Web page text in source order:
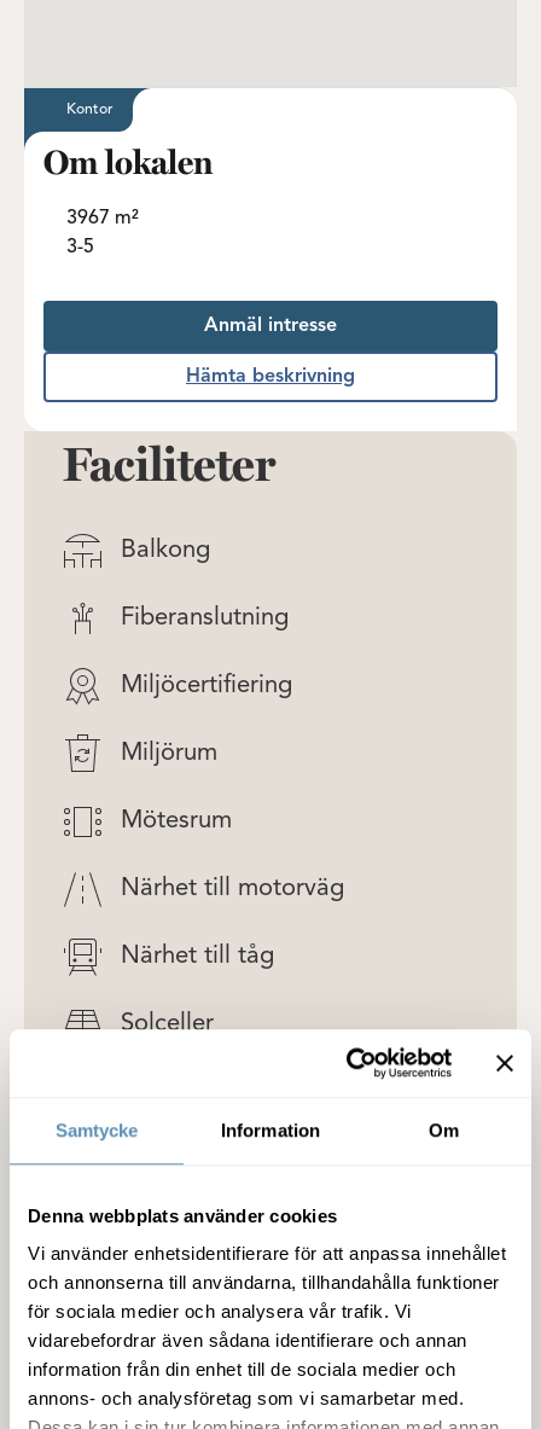
Samtycke Information Om
Denna webbplats använder cookies
Vi använder enhetsidentifierare för att anpassa innehållet
och annonserna till användarna, tillhandahålla funktioner
för sociala medier och analysera vår trafik. Vi
vidarebefordrar även sådana identifierare och annan
information från din enhet till de sociala medier och
annons- och analysföretag som vi samarbetar med.
Kontor
Om lokalen
3967 m²
3-5
Anmäl intresse
Hämta beskrivning
Faciliteter
Balkong
Fiberanslutning
Miljöcertifiering
Miljörum
Mötesrum
Närhet till motorväg
Närhet till tåg
Solceller
Fastigheten
Service
Miljöcertifiering